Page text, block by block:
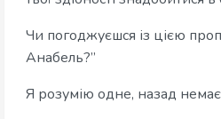
Чи погоджуєшся із цією
Анабель?”
Я розумію одне, назад немає